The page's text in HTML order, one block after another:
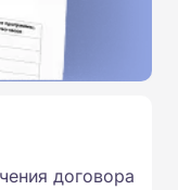
договора